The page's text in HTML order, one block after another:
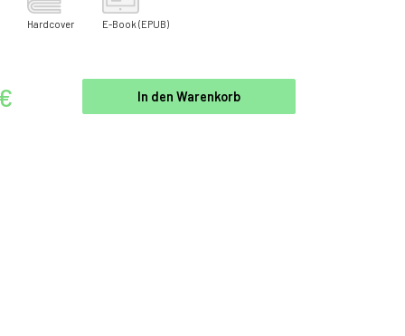
Hardcover E-Book (EPUB)
In den Warenkorb